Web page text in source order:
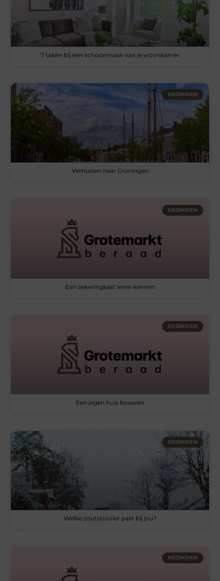
7 taken bij een schoonmaak van je woonkamer
BEDRIJVEN
Verhuizen naar Groningen
BEDRIJVEN
Een zekeringkast leren kennen
BEDRIJVEN
Een eigen huis bouwen
BEDRIJVEN
Welke zoutstrooier past bij jou?
BEDRIJVEN